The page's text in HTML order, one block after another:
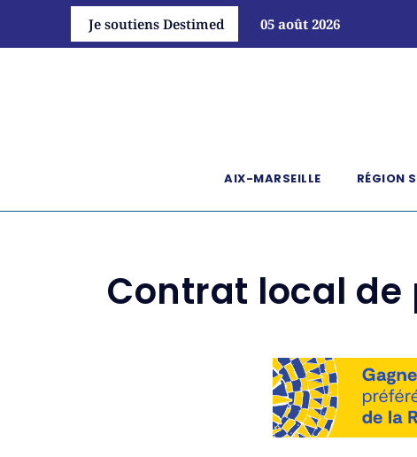
Je soutiens Destimed 05 août 2026
AIX-MARSEILLE RÉGION
Contrat local de